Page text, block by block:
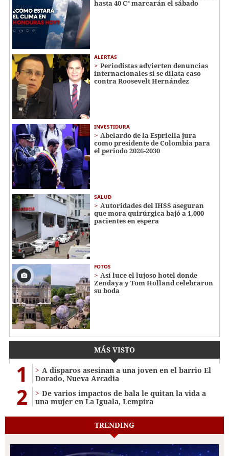
hasta 40 C° marcarán el sábado
ALERTAS
Periodistas advierten denuncias
internacionales si se dilata caso
contra Roosevelt Hernández
INVESTIDURA
Abelardo de la Espriella jura
como presidente de Colombia para
el periodo 2026-2030
SALUD
Autoridades del IHSS aseguran
que mora quirúrgica bajó a 1,000
pacientes en espera
FOTOS
Así luce el lujoso hotel donde
Zendaya y Tom Holland celebraron
su boda
MÁS VISTO
1
A disparos asesinan a una joven en el barrio El
Dorado, Nueva Arcadia
2
De varios impactos de bala le quitan la vida a
una mujer en La Iguala, Lempira
TRENDING